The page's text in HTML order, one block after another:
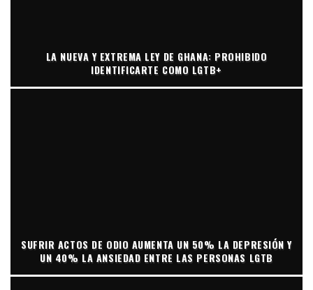
LA NUEVA Y EXTREMA LEY DE GHANA: PROHIBIDO
IDENTIFICARTE COMO LGTB+
SUFRIR ACTOS DE ODIO AUMENTA UN 50% LA DEPRESIÓN Y
UN 40% LA ANSIEDAD ENTRE LAS PERSONAS LGTB